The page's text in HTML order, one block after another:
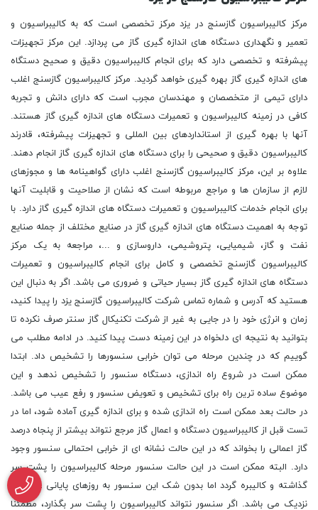
مرکز کالیبراسیون گازسنج در یزد مرکز تخصصی است که به کالیبراسیون و
تعمیر و نگهداری دستگاه های اندازه گیری گاز می پردازد. این مرکز تجهیزات
پیشرفته و تخصصی دارد که برای انجام کالیبراسیون دقیق و صحیح دستگاه
های اندازه گیری گاز بهره گیری خواهد گردید. مرکز کالیبراسیون گازسنج اغلب
دارای تیمی از متخصصان و مهندسان مجرب است که دارای دانش و تجربه
کافی در زمینه کالیبراسیون و تعمیرات دستگاه های اندازه گیری گاز هستند.
آنها با بهره گیری از استانداردهای بین المللی و تجهیزات پیشرفته، قادرند
کالیبراسیون دقیق و صحیحی را برای دستگاه های اندازه گیری گاز انجام دهند.
علاوه بر این، مرکز کالیبراسیون گازسنج اغلب دارای گواهینامه ها و مجوزهای
لازم از سازمان ها و مراجع مربوطه است که نشان از صلاحیت و قابلیت آنها
برای انجام خدمات کالیبراسیون و تعمیرات دستگاه های اندازه گیری گاز دارد. با
توجه به اهمیت دستگاه های اندازه گیری گاز در صنایع مختلف از جمله صنایع
نفت و گاز، شیمیایی، پتروشیمی، داروسازی و ...، مراجعه به یک مرکز
کالیبراسیون گازسنج تخصصی و کامل برای انجام کالیبراسیون و تعمیرات
دستگاه های اندازه گیری گاز بسیار حیاتی و ضروری می باشد. اگر به دنبال این
هستید که آدرس و شماره تماس شرکت کالیبراسیون گازسنج یزد را پیدا کنید،
زمان و انرژی خود را در جایی به غیر از شرکت تکنیکال گاز سنتر صرف نکرده تا
بتوانید به نتیجه ای دلخواه در این زمینه دست پیدا کنید. در ادامه مطلب می
گوییم که در چندین مرحله می توان خرابی سنسورها را تشخیص داد. ابتدا
ممکن است در شروع راه اندازی، دستگاه سنسور را تشخیص ندهد و این
موضوع ساده ترین راه برای تشخیص و تعویض سنسور و رفع عیب می باشد.
در حالت بعد ممکن است راه اندازی شده و برای اندازه گیری آماده شود، اما در
تست قبل از کالیبراسیون دستگاه و اعمال گاز مرجع نتواند بیشتر از پنجاه درصد
گاز اعمالی را بخواند که در این حالت نشانه ای از خرابی احتمالی سنسور وجود
دارد. البته ممکن است در این حالت سنسور مرحله کالیبراسیون را پشت سر
گذاشته و کالیبره گردد اما بدون شک این سنسور به روزهای پایانی عمر خود
نزدیک می باشد. اگر سنسور نتواند کالیبراسیون را پشت سر بگذارد، مطمئنا